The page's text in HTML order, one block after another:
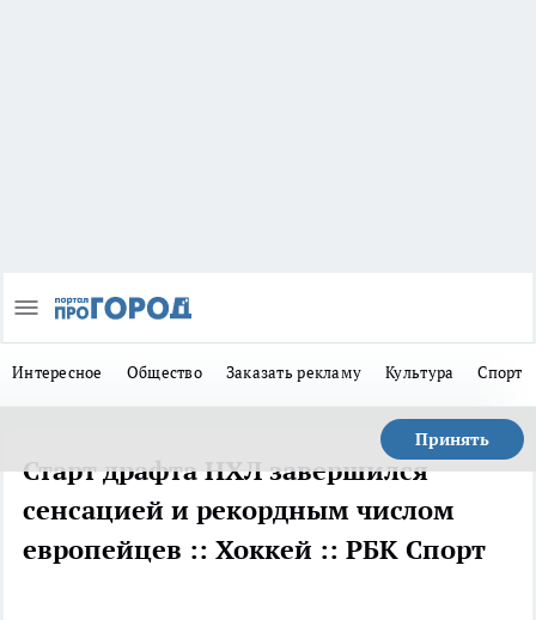
Интересное Общество Заказать рекламу Культура Спорт
Принять
Старт драфта НХЛ завершился
сенсацией и рекордным числом
европейцев :: Хоккей :: РБК Спорт